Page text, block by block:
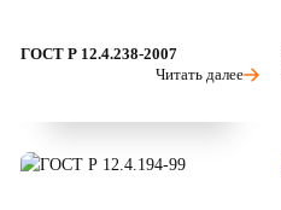
ГОСТ Р 12.4.238-2007
Читать далее